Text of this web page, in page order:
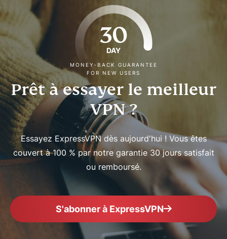
30
DAY
MONEY-BACK GUARANTEE
FOR NEW USERS
Prêt à essayer le meilleur
VPN ?
Essayez ExpressVPN dès aujourd'hui ! Vous êtes
couvert à 100 % par notre garantie 30 jours satisfait
ou remboursé.
S'abonner à ExpressVPN